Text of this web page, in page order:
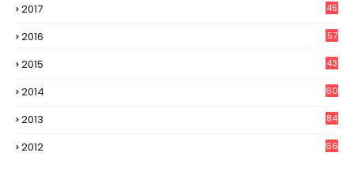
2017 45
2016 57
2015 43
2014 60
2013 84
2012 66